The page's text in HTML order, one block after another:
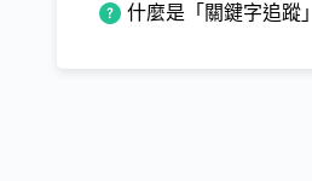
什麼是「關鍵字追蹤」